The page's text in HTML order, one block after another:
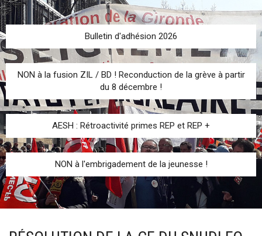
Bulletin d'adhésion 2026
NON à la fusion ZIL / BD ! Reconduction de la grève à partir
du 8 décembre !
AESH : Rétroactivité primes REP et REP +
NON à l'embrigadement de la jeunesse !